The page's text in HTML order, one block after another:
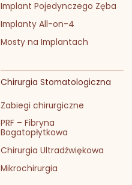
Implant Pojedynczego Zęba
Implanty All-on-4
Mosty na Implantach
Chirurgia Stomatologiczna
Zabiegi chirurgiczne
PRF – Fibryna
Bogatopłytkowa
Chirurgia Ultradźwiękowa
Mikrochirurgia